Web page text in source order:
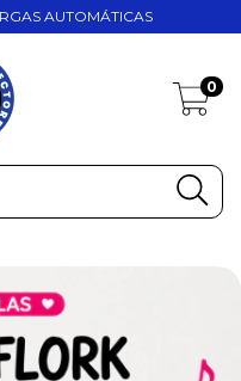
AUTOMÁTICAS
0